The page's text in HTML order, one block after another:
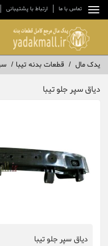
تماس با ما ارتباط با پشتیبانی
یدک مال قطعات بدنه تیبا
دیاق سپر جلو تیبا
دیاق سپر جلو تیبا